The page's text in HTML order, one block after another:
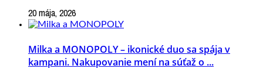
20 mája, 2026
Milka a MONOPOLY – ikonické duo sa spája v
kampani. Nakupovanie mení na súťaž o ...